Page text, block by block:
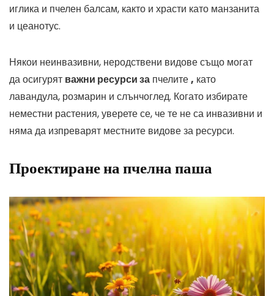
иглика и пчелен балсам, както и храсти като манзанита
и цеанотус.
Някои неинвазивни, неродствени видове също могат
да осигурят важни ресурси за пчелите, като
лавандула, розмарин и слънчоглед. Когато избирате
неместни растения, уверете се, че те не са инвазивни и
няма да изпреварят местните видове за ресурси.
Проектиране на пчелна паша